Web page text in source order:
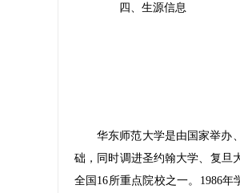
四、生源信息
华东师范大学是由国家举办
础，同时调进圣约翰大学、复旦
全国16所重点院校之一。1986